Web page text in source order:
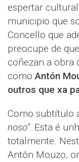
espertar
municipio que
Concello que
preocupe de
coñezan a obra
comoAntón
outros que xa
Como subtítulo
noso”. Esta é
totalmente.
Antón Mouzo,